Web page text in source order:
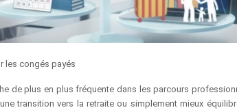
les congés payés
de plus en plus fréquente dans les parcours
transition vers la retraite ou simplement mieux